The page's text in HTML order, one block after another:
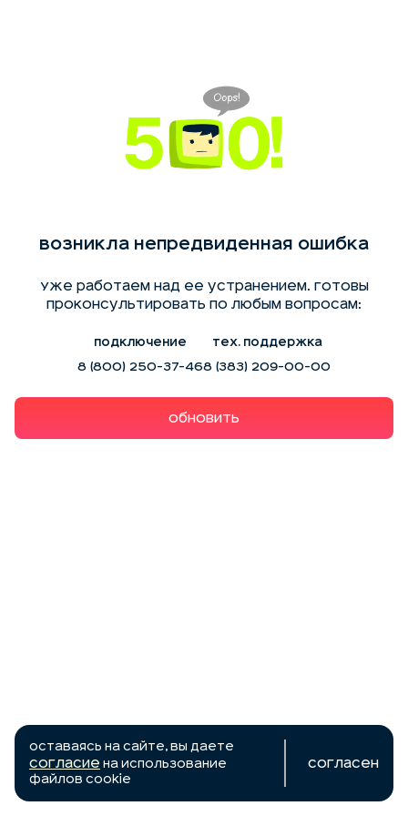
Возникла непредвиденная ошибка
Уже работаем над ее устранением. Готовы
проконсультировать по любым вопросам:
Подключение
8 (800) 250-37-46
Тех. поддержка
8 (383) 209-00-00
Обновить
Оставаясь на сайте, вы даете
согласие на использование
файлов cookie
Согласен